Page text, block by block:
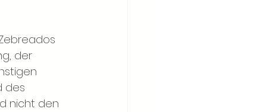
der
des
nicht den